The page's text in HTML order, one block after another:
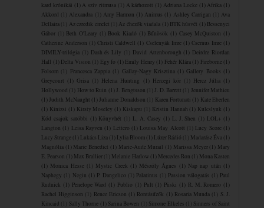
kard krónikái
(1) A szív ritmusa (1) A ​kárhozott (1) Adriana Locke (1) Afrika
(1)
Akkord
(1) Alexandra (1) Amy Harmon (1) Animus (1) Ashley Carrigan (1) Ava
Dellaira (1) Az ezredik emelet (1) Az éhezők viadala (1) BTK húsvét (1) Bessenyei
Gábor
(1) Beth O'Leary (1) Book Kiadó (1) Bűnösök (1) Casey McQuiston
(1)
Catherine Anderson
(1) Christi Caldwell (1) Cselenyák Imre (1) Csernus Imre
(1)
DIMILY-trilógia
(1) Dash és Lily (1) David Attenborough (1) Deirdre Riordan
Hall
(1) Delta Vision (1) Egy fo (1) Emily Henry (1) Fehér Klára (1) Fireborne (1)
Folsom
(1) Francesca Zappia (1) Gallay-Nagy Krisztina (1) Gallery Books
(1)
Greycourt
(1) Grisa (1) Helena Hunting (1) Hercegi kör (1) Hercz Júlia
(1)
Hollywood
(1) How to Ruin (1)J. Bengtsson (1)J. D. Barrett (1) Jennifer Mathieu
(1)Judith McNaught (1)Julianne Donaldson (1) Karen Fortunati (1) Kate Eberlen
(1) Kinizsi (1) Kirsty Moseley (1) Kiskapu (1) Kristin Hannah (1) Kulcslyuk
(1)
Kód csajok satöbbi
(1) Könyvhét (1) L. A. Casey (1) L. J. Shen (1) LOL+
(1)
Langton
(1) Leisa Rayven (1) Lettero (1) Louisa May Alcott (1) Lucy Score
(1)
Lucy Strange (1) Lukács Liza (1) Lylia Bloom (1) Lúzer Rádió (1) Madarász Éva (1)
Magnólia
(1) Marie Benedict (1) Marie-Aude Murail (1) Marissa Meyer (1) Mary
E. Pearson
(1) Max Brallier (1) Melanie Harlow (1) Mercedes Ron (1) Mona Kasten
(1) Monica Hesse (1) Mystic Creek (1) Mészöly Ágnes (1) Nap nap után
(1)
Naphegy
(1) Negin (1) P. Dangelico (1) Palatinus (1) Passion válogatás (1) Paul
Rudnick
(1) Penelope Ward (1) Publio (1) Pult (1) Püski (1) R. M. Romero
(1)
Rachel Higginson
(1) Renee Ericson (1) Rontásűzők (1) Rosaria Munda (1) S. J.
Kincaid
(1) Sally Thorne (1) Sarina Bowen (1) Simone Elkeles (1) Sinners of Saint